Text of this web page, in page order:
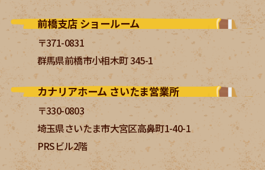
前橋支店 ショールーム
〒371-0831
群馬県前橋市小相木町 345-1
カナリアホーム さいたま営業所
〒330-0803
埼玉県さいたま市大宮区高鼻町1-40-1
PRSビル2階